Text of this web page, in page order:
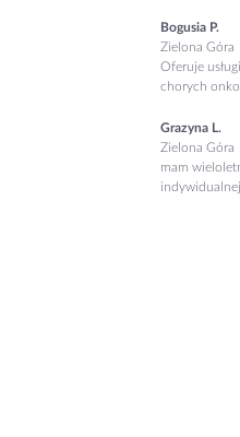
Bogusia P.
Zielona Góra
Oferuje
chorych
Grazyna L.
Zielona Góra
mam